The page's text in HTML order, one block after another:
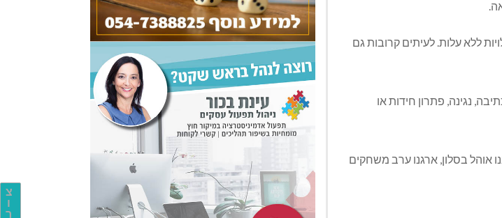
צ
ו
ר
ללא עלות. לעיתים קרובות גם
נגינה, פתרון חידות או
אוהל בסלון, ארגנו ערב משחקים